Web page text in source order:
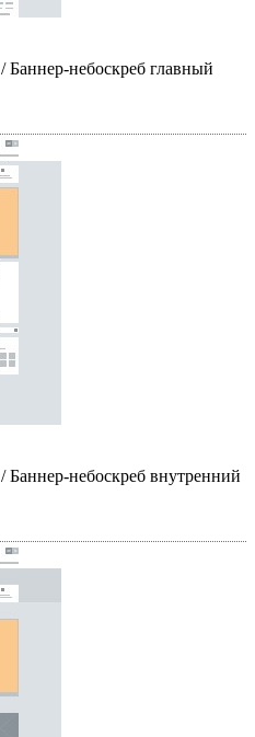
/ Баннер-небоскреб главный
/ Баннер-небоскреб внутренний